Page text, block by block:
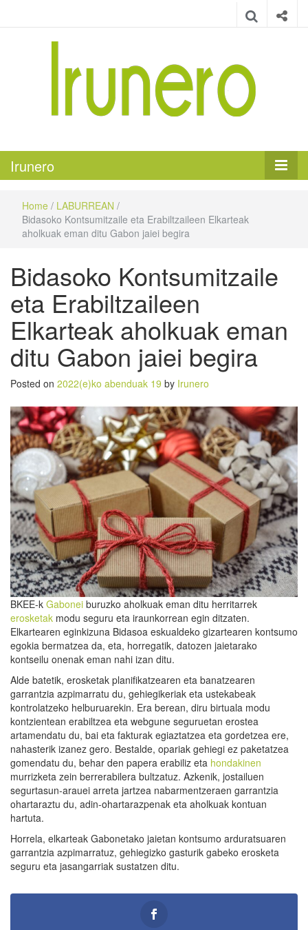
Irunero
Home / LABURREAN /
Bidasoko Kontsumitzaile eta Erabiltzaileen Elkarteak
aholkuak eman ditu Gabon jaiei begira
Bidasoko Kontsumitzaile
eta Erabiltzaileen
Elkarteak aholkuak eman
ditu Gabon jaiei begira
Posted on 2022(e)ko abenduak 19 by Irunero
BKEE-k Gabonei buruzko aholkuak eman ditu herritarrek
erosketak modu seguru eta iraunkorrean egin ditzaten.
Elkartearen eginkizuna Bidasoa eskualdeko gizartearen kontsumo
egokia bermatzea da, eta, horregatik, datozen jaietarako
kontseilu onenak eman nahi izan ditu.
Alde batetik, erosketak planifikatzearen eta banatzearen
garrantzia azpimarratu du, gehiegikeriak eta ustekabeak
kontrolatzeko helburuarekin. Era berean, diru birtuala modu
kontzientean erabiltzea eta webgune seguruetan erostea
artamendatu du, bai eta fakturak egiaztatzea eta gordetzea ere,
nahasterik izanez gero. Bestalde, opariak gehiegi ez paketatzea
gomendatu du, behar den papera erabiliz eta hondakinen
murrizketa zein berrerabilera bultzatuz. Azkenik, jostailuen
segurtasun-arauei arreta jartzea nabarmentzeraen garrantzia
ohartaraztu du, adin-ohartarazpenak eta aholkuak kontuan
hartuta.
Horrela, elkarteak Gabonetako jaietan kontsumo arduratsuaren
garrantzia azpimarratuz, gehiegizko gasturik gabeko erosketa
seguru eta jasangarriak sustatzen ditu.